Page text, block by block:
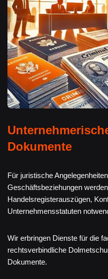
Dokumente
Für juristische
Geschäftsbeziehungen
Handelsregisterauszügen,
Unternehmensstatuten
Wir erbringen Dienste für die
rechtsverbindliche
Dokumente.